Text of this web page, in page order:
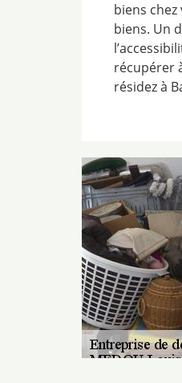
biens
biens. Un
récupérer
résidez à